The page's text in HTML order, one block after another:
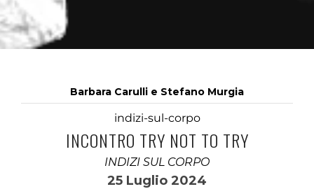
Barbara Carulli e Stefano Murgia
indizi-sul-corpo
INCONTRO TRY NOT TO TRY
INDIZI SUL CORPO
25 Luglio 2024